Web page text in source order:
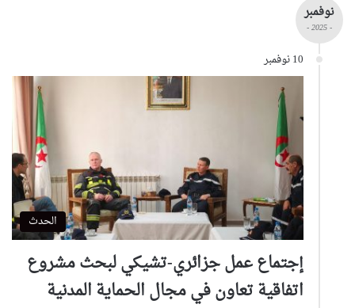
نوفمبر
- 2025 -
10 نوفمبر
الحدث
إجتماع عمل جزائري-تشيكي لبحث مشروع
اتفاقية تعاون في مجال الحماية المدنية